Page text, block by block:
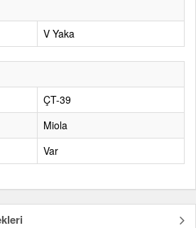
V Yaka
ÇT-39
Miola
Var